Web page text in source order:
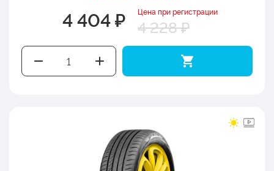
4 404 ₽ Цена при регистрации
4 228 ₽